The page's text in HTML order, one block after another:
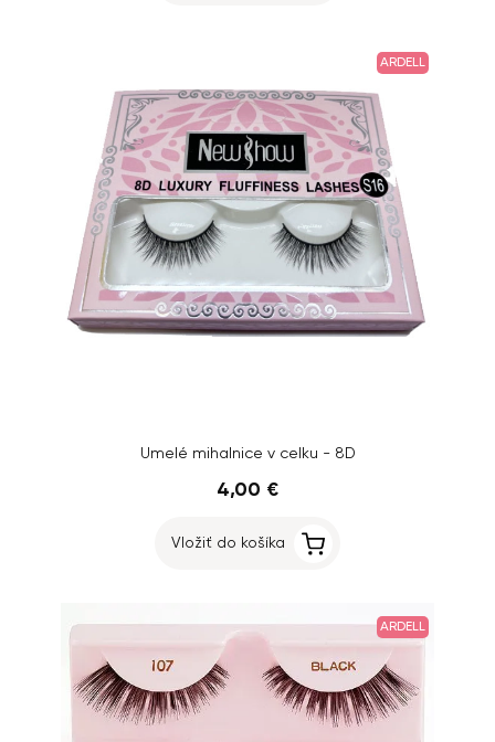
ARDELL
Umelé mihalnice v celku - 8D
4,00 €
Vložiť do košíka
ARDELL